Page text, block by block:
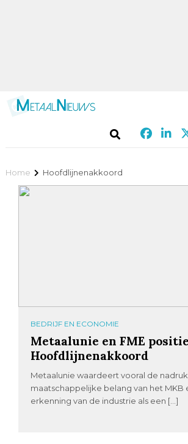
Home Hoofdlijnenakkoord
BEDRIJF EN ECONOMIE
Metaalunie en FME
Hoofdlijnenakkoord
Metaalunie waardeert vooral de
maatschappelijke belang van het MKB
erkenning van de industrie als een […]